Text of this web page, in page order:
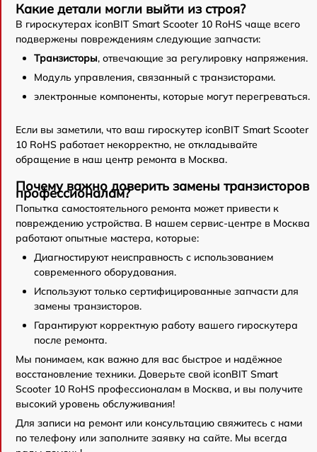
Какие детали могли выйти из строя?
В гироскутерах iconBIT Smart Scooter 10 RoHS чаще всего
подвержены повреждениям следующие запчасти:
Транзисторы, отвечающие за регулировку напряжения.
Модуль управления, связанный с транзисторами.
электронные компоненты, которые могут перегреваться.
Если вы заметили, что ваш гироскутер iconBIT Smart Scooter
10 RoHS работает некорректно, не откладывайте
обращение в наш центр ремонта в Москва.
Почему важно доверить замены транзисторов
профессионалам?
Попытка самостоятельного ремонта может привести к
повреждению устройства. В нашем сервис-центре в Москва
работают опытные мастера, которые:
Диагностируют неисправность с использованием
современного оборудования.
Используют только сертифицированные запчасти для
замены транзисторов.
Гарантируют корректную работу вашего гироскутера
после ремонта.
Мы понимаем, как важно для вас быстрое и надёжное
восстановление техники. Доверьте свой iconBIT Smart
Scooter 10 RoHS профессионалам в Москва, и вы получите
высокий уровень обслуживания!
Для записи на ремонт или консультацию свяжитесь с нами
по телефону или заполните заявку на сайте. Мы всегда